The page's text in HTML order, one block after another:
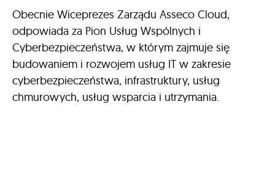
Obecnie Wiceprezes Zarządu Asseco Cloud,
odpowiada za Pion Usług Wspólnych i
Cyberbezpieczeństwa, w którym zajmuje się
budowaniem i rozwojem usług IT w zakresie
cyberbezpieczeństwa, infrastruktury, usług
chmurowych, usług wsparcia i utrzymania.